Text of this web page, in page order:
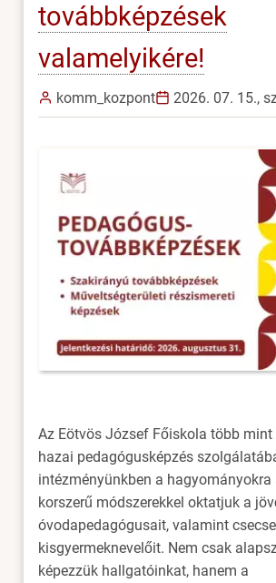
továbbképzések
valamelyikére!
komm_kozpont 2026. 07. 15.,
Az Eötvös József Főiskola több mint
hazai pedagógusképzés
intézményünkben a hagyományokra
korszerű módszerekkel oktatjuk a
óvodapedagógusait, valamint
kisgyermeknevelőit. Nem csak
képezzük hallgatóinkat, hanem a